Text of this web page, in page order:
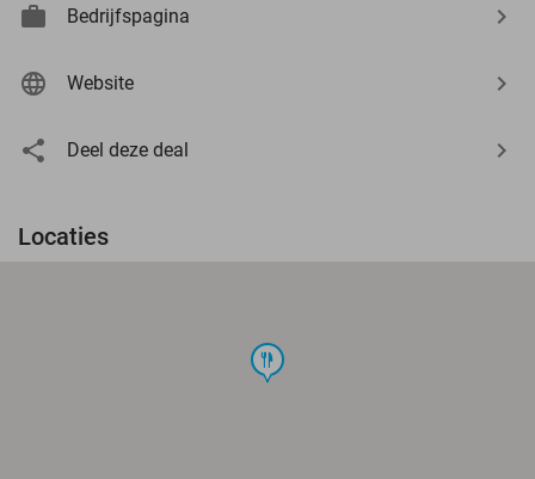
Bedrijfspagina
Website
Deel deze deal
Locaties
food